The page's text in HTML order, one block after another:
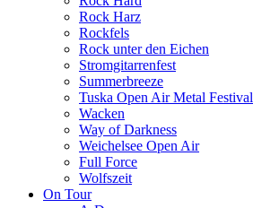
Rock Harz
Rockfels
Rock unter den Eichen
Stromgitarrenfest
Summerbreeze
Tuska Open Air Metal Festival
Wacken
Way of Darkness
Weichelsee Open Air
Full Force
Wolfszeit
On Tour